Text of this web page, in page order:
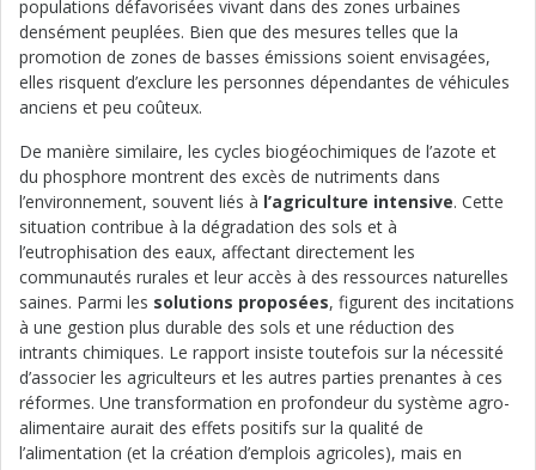
populations défavorisées vivant dans des zones urbaines
densément peuplées. Bien que des mesures telles que la
promotion de zones de basses émissions soient envisagées,
elles risquent d’exclure les personnes dépendantes de véhicules
anciens et peu coûteux.
De manière similaire, les cycles biogéochimiques de l’azote et
du phosphore montrent des excès de nutriments dans
l’environnement, souvent liés à l’agriculture intensive. Cette
situation contribue à la dégradation des sols et à
l’eutrophisation des eaux, affectant directement les
communautés rurales et leur accès à des ressources naturelles
saines. Parmi les solutions proposées, figurent des incitations
à une gestion plus durable des sols et une réduction des
intrants chimiques. Le rapport insiste toutefois sur la nécessité
d’associer les agriculteurs et les autres parties prenantes à ces
réformes. Une transformation en profondeur du système agro-
alimentaire aurait des effets positifs sur la qualité de
l’alimentation (et la création d’emplois agricoles), mais en